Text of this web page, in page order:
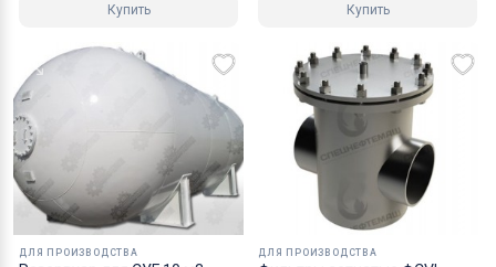
Купить Купить
ДЛЯ ПРОИЗВОДСТВА ДЛЯ ПРОИЗВОДСТВА